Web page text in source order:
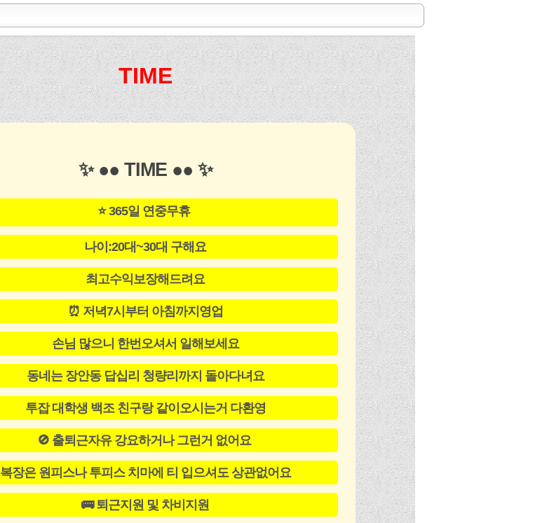
TIME
✨ ●● TIME ●● ✨
⭐ 365일 연중무휴
나이:20대~30대 구해요
최고수익보장해드려요
⏰ 저녁7시부터 아침까지영업
손님 많으니 한번오셔서 일해보세요
동네는 장안동 답십리 청량리까지 돌아다녀요
투잡 대학생 백조 친구랑 같이오시는거 다환영
🚫 출퇴근자유 강요하거나 그런거 없어요
복장은 원피스나 투피스 치마에 티 입으셔도 상관없어요
🚌 퇴근지원 및 차비지원